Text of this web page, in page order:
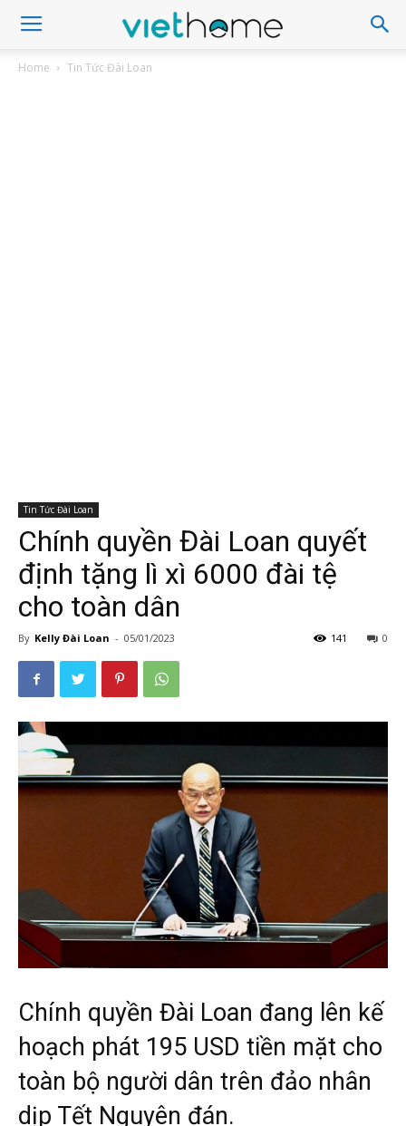
Home Tin Tức Đài Loan
Tin Tức Đài Loan
Chính quyền Đài Loan quyết
định tặng lì xì 6000 đài tệ
cho toàn dân
By Kelly Đài Loan - 05/01/2023 0
141
Chính quyền Đài Loan đang lên kế
hoạch phát 195 USD tiền mặt cho
toàn bộ người dân trên đảo nhân
dịp Tết Nguyên đán.